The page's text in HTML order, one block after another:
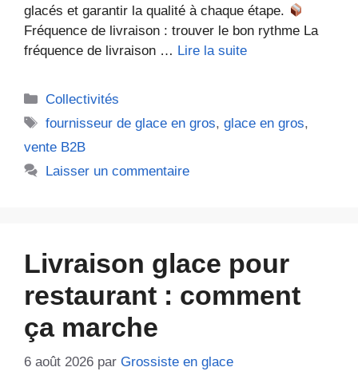
glacés et garantir la qualité à chaque étape.
Fréquence de livraison : trouver le bon rythme La
fréquence de livraison … Lire la suite
Catégories
Collectivités
Étiquettes
fournisseur de glace en gros,glace en gros,
vente B2B
Laisser un commentaire
Livraison glace pour
restaurant : comment
ça marche
6 août 2026 par Grossiste en glace